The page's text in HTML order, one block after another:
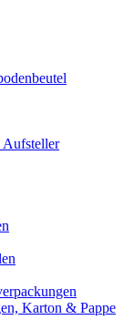
Aufsteller
Karton & Pappe